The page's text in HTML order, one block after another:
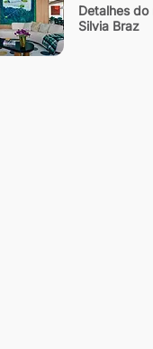
Detalhes
Silvia Braz